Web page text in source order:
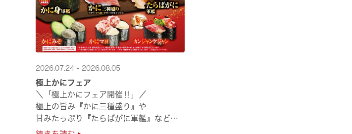
2026.07.24 - 2026.08.05
極上かにフェア
＼「極上かにフェア開催‼」／
極上の旨み『かに三種盛り』や
甘みたっぷり『たらばがに軍艦』など
絶品のかにを味わいつくせる！🦀